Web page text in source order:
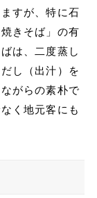
すが、特に石
きそば」の有
は、二度蒸し
し（出汁）を
がらの素朴で
く地元客にも